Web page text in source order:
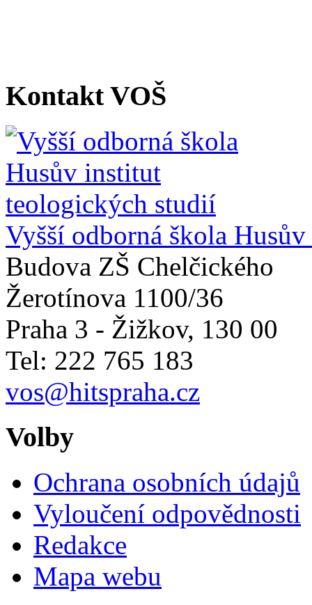
Kontakt VOŠ
Vyšší odborná škola
Budova ZŠ Chelčického
Žerotínova 1100/36
Praha 3 - Žižkov, 130 00
Tel: 222 765 183
vos@hitspraha.cz
Volby
Ochrana osobních údajů
Vyloučení odpovědnosti
Redakce
Mapa webu